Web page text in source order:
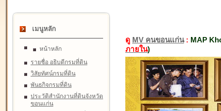
เมนูหลัก
หน้าหลัก
รายชื่อ อธิบดีกรมที่ดิน
วิสัยทัศน์กรมที่ดิน
พันธกิจกรมที่ดิน
ประวัติสำนักงานที่ดินจังหวัด
ขอนแก่น
ดู MV คนขอนแก่น: MAP
ภายใน)